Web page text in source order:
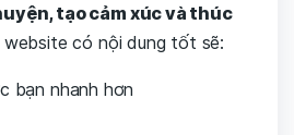
tạo cảm xúc và thúc
có nội dung tốt sẽ:
bạn nhanh hơn